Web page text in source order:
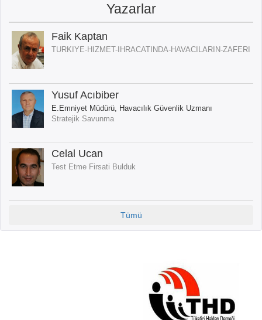
Yazarlar
Faik Kaptan
TURKIYE-HIZMET-IHRACATINDA-HAVACILARIN-ZAFERI
Yusuf Acıbiber
E.Emniyet Müdürü, Havacılık Güvenlik Uzmanı
Stratejik Savunma
Celal Ucan
Test Etme Firsati Bulduk
Tümü